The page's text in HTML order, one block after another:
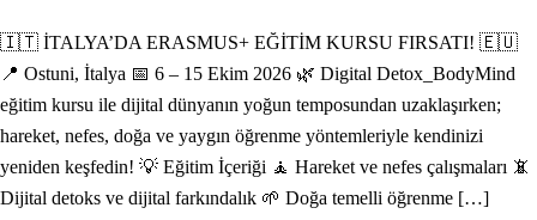
🇮🇹 İTALYA’DA ERASMUS+ EĞİTİM KURSU FIRSATI! 🇪🇺
📍 Ostuni, İtalya 📅 6 – 15 Ekim 2026 🌿 Digital Detox_BodyMind
eğitim kursu ile dijital dünyanın yoğun temposundan uzaklaşırken;
hareket, nefes, doğa ve yaygın öğrenme yöntemleriyle kendinizi
yeniden keşfedin! 💡 Eğitim İçeriği 🧘 Hareket ve nefes çalışmaları 📵
Dijital detoks ve dijital farkındalık 🌱 Doğa temelli öğrenme […]